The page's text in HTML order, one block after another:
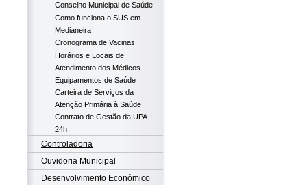
Conselho Municipal de Saúde
Como funciona o SUS em
Medianeira
Cronograma de Vacinas
Horários e Locais de
Atendimento dos Médicos
Equipamentos de Saúde
Carteira de Serviços da
Atenção Primária à Saúde
Contrato de Gestão da UPA
24h
Controladoria
Ouvidoria Municipal
Desenvolvimento Econômico